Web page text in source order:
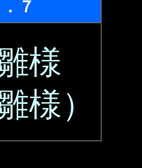
．７
様
様）